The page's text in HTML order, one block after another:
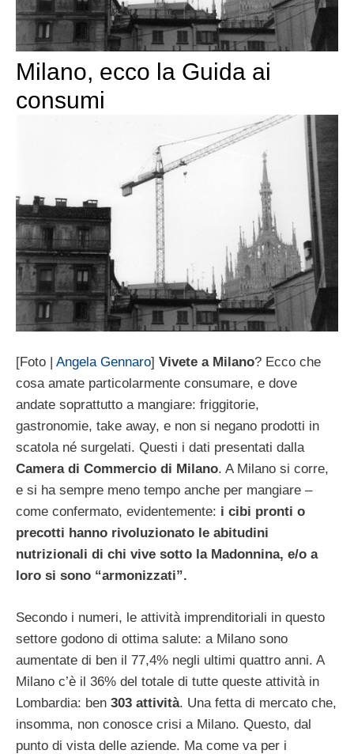
Milano, ecco la Guida ai
consumi
[Foto | Angela Gennaro] Vivete a Milano? Ecco che
cosa amate particolarmente consumare, e dove
andate soprattutto a mangiare: friggitorie,
gastronomie, take away, e non si negano prodotti in
scatola né surgelati. Questi i dati presentati dalla
Camera di Commercio di Milano. A Milano si corre,
e si ha sempre meno tempo anche per mangiare –
come confermato, evidentemente: i cibi pronti o
precotti hanno rivoluzionato le abitudini
nutrizionali di chi vive sotto la Madonnina, e/o a
loro si sono “armonizzati”.
Secondo i numeri, le attività imprenditoriali in questo
settore godono di ottima salute: a Milano sono
aumentate di ben il 77,4% negli ultimi quattro anni. A
Milano c’è il 36% del totale di tutte queste attività in
Lombardia: ben 303 attività. Una fetta di mercato che,
insomma, non conosce crisi a Milano. Questo, dal
punto di vista delle aziende. Ma come va per i